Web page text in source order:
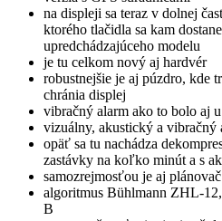
na displeji sa teraz v dolnej
ktorého tlačidla sa kam
upredchádzajúceho modelu
je tu celkom nový aj hardvér
robustnejšie je aj púzdro, kde
chránia displej
vibračný alarm ako to bolo aj
vizuálny, akustický a vibračný
opäť sa tu nachádza
zastávky na koľko minút a s
samozrejmosťou je aj
algoritmus Bühlmann ZHL-
B